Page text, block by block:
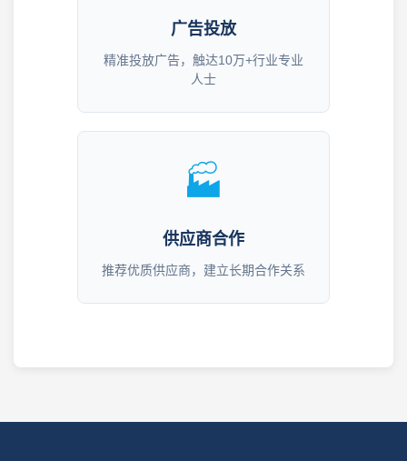
广告投放
精准投放广告，触达10万+行业专业
人士
🏭
供应商合作
推荐优质供应商，建立长期合作关系